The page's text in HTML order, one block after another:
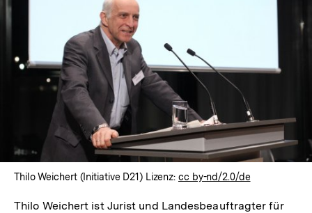
In
Lightbox
öffnen
Thilo Weichert (Initiative D21) Lizenz: cc by-nd/2.0/de
Thilo Weichert ist Jurist und Landesbeauftragter für